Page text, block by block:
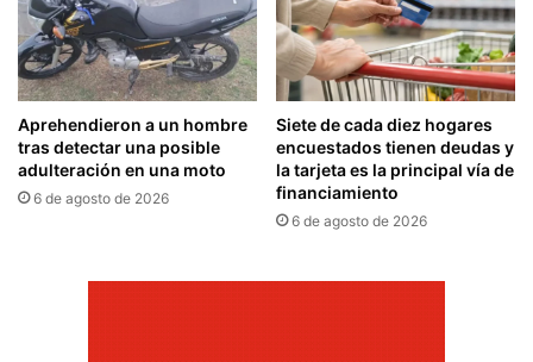
Aprehendieron a un hombre
tras detectar una posible
adulteración en una moto
6 de agosto de 2026
Siete de cada diez hogares
encuestados tienen deudas y
la tarjeta es la principal vía de
financiamiento
6 de agosto de 2026